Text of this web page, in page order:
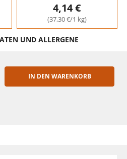
4,14 €
(37,30 €/1 kg)
UND ALLERGENE
IN DEN WARENKORB